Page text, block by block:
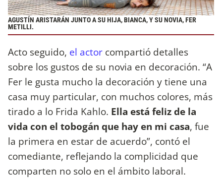
AGUSTÍN ARISTARÁN JUNTO A SU HIJA, BIANCA, Y SU NOVIA, FER
METILLI.
Acto seguido, el actor compartió detalles
sobre los gustos de su novia en decoración. “A
Fer le gusta mucho la decoración y tiene una
casa muy particular, con muchos colores, más
tirado a lo Frida Kahlo. Ella está feliz de la
vida con el tobogán que hay en mi casa, fue
la primera en estar de acuerdo”, contó el
comediante, reflejando la complicidad que
comparten no solo en el ámbito laboral.